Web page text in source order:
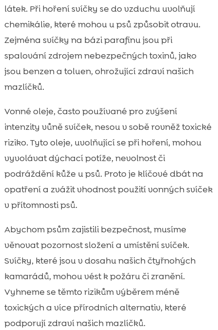
látek. Při hoření svíčky se do vzduchu uvolňují
chemikálie, které mohou u psů způsobit otravu.
Zejména svíčky na bázi parafinu jsou při
spalování zdrojem nebezpečných toxinů, jako
jsou benzen a toluen, ohrožující zdraví našich
mazlíčků.
Vonné oleje, často používané pro zvýšení
intenzity vůně svíček, nesou v sobě rovněž toxické
riziko. Tyto oleje, uvolňující se při hoření, mohou
vyvolávat dýchací potíže, nevolnost či
podráždění kůže u psů. Proto je klíčové dbát na
opatření a zvážit vhodnost použití vonných svíček
v přítomnosti psů.
Abychom psům zajistili bezpečnost, musíme
věnovat pozornost složení a umístění svíček.
Svíčky, které jsou v dosahu našich čtyřnohých
kamarádů, mohou vést k požáru či zranění.
Vyhneme se těmto rizikům výběrem méně
toxických a více přírodních alternativ, které
podporují zdraví našich mazlíčků.